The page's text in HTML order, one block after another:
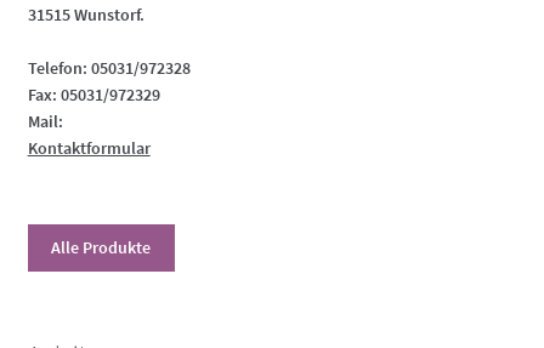
31515 Wunstorf.
Telefon: 05031/972328
Fax: 05031/972329
Mail:
Kontaktformular
Alle Produkte